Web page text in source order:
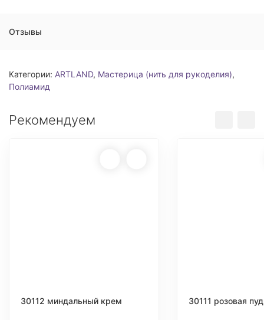
Отзывы
Категории: ARTLAND, Мастерица (нить для рукоделия),
Полиамид
Рекомендуем
30112 миндальный крем 30111 розовая